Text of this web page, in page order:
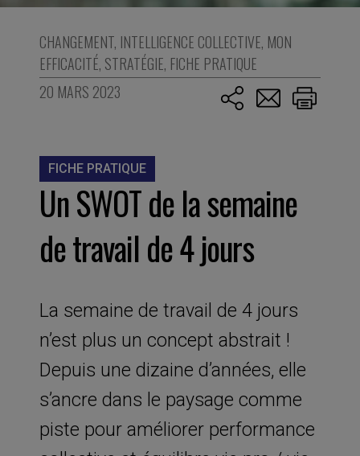
CHANGEMENT, INTELLIGENCE COLLECTIVE, MON
EFFICACITÉ, STRATÉGIE, FICHE PRATIQUE
20 MARS 2023
FICHE PRATIQUE
Un SWOT de la semaine
de travail de 4 jours
La semaine de travail de 4 jours
n’est plus un concept abstrait !
Depuis une dizaine d’années, elle
s’ancre dans le paysage comme
piste pour améliorer performance